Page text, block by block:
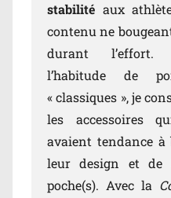
stabilité aux
contenu ne
durant l’effort.
l’habitude de
« classiques », je
les accessoires
avaient tendance
leur design et de
poche(s). Avec la